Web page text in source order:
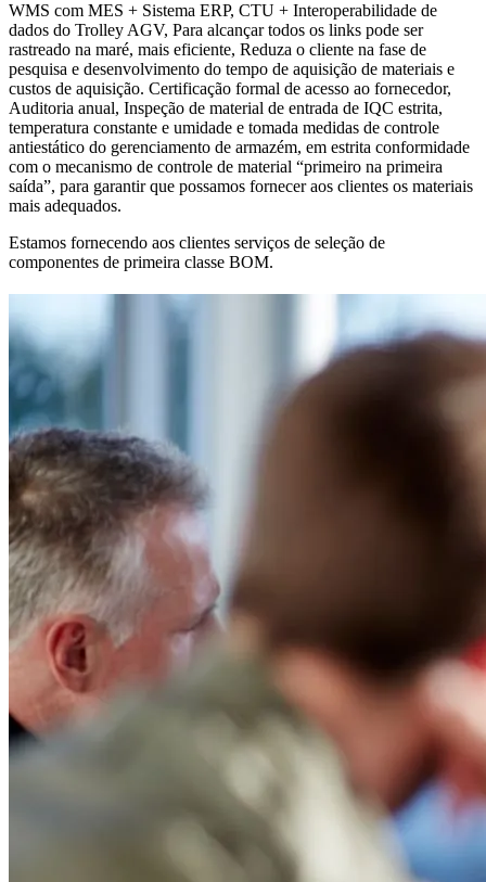
WMS com MES + Sistema ERP, CTU + Interoperabilidade de
dados do Trolley AGV, Para alcançar todos os links pode ser
rastreado na maré, mais eficiente, Reduza o cliente na fase de
pesquisa e desenvolvimento do tempo de aquisição de materiais e
custos de aquisição. Certificação formal de acesso ao fornecedor,
Auditoria anual, Inspeção de material de entrada de IQC estrita,
temperatura constante e umidade e tomada medidas de controle
antiestático do gerenciamento de armazém, em estrita conformidade
com o mecanismo de controle de material “primeiro na primeira
saída”, para garantir que possamos fornecer aos clientes os materiais
mais adequados.
Estamos fornecendo aos clientes serviços de seleção de
componentes de primeira classe BOM.